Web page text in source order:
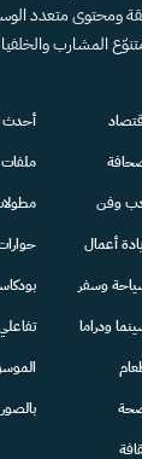
ومحتوى متعدد
المشارب
وفن
أعمال
وسفر
ودراما
أحدث
ملفات
بالصور